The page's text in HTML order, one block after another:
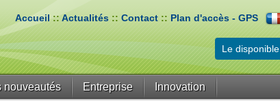
Accueil::Actualités :: Contact :: Plan d'accès - GPS
Le disponible
nouveautés Entreprise Innovation